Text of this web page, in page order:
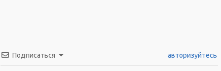
Подписаться авторизуйтесь